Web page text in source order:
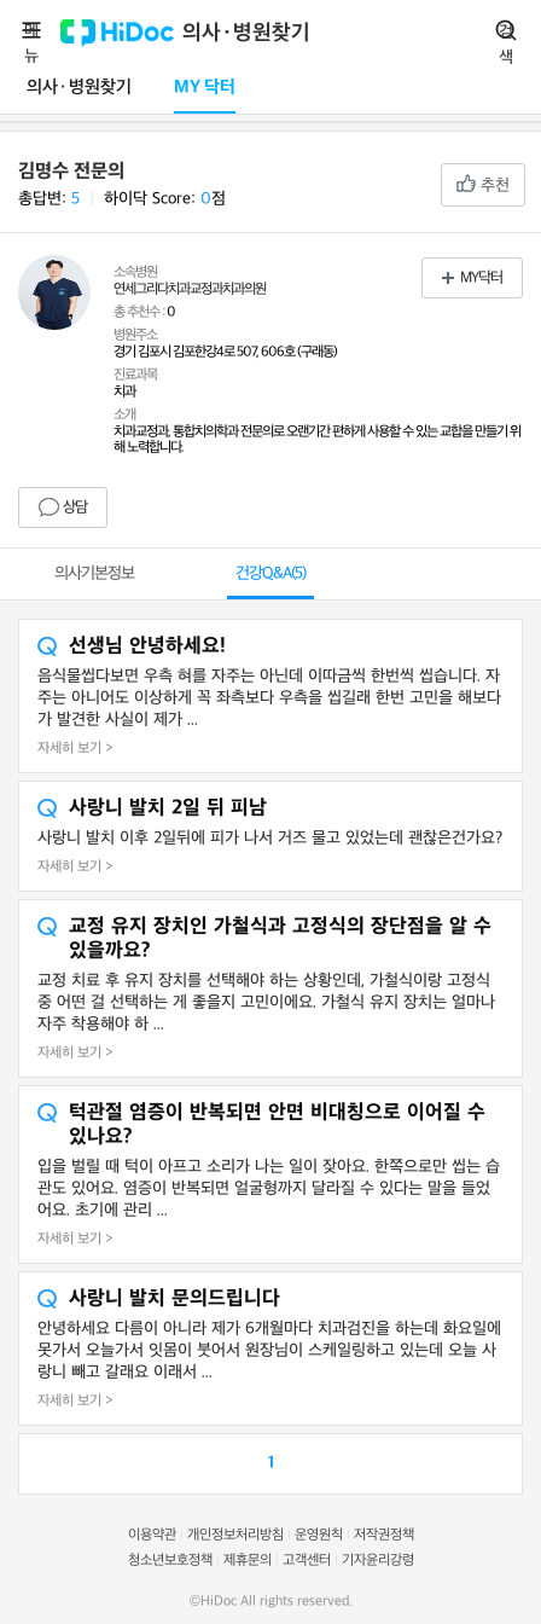
의사·병원찾기
의사·병원찾기 MY 닥터
메
뉴
검
색
김명수 전문의
총답변: 5 하이닥 Score: 0점
추천
소속병원
연세그리다치과교정과치과의원
총 추천수 :0
병원주소
경기 김포시 김포한강4로 507, 606호 (구래동)
진료과목
치과
소개
치과교정과, 통합치의학과 전문의로 오랜기간 편하게 사용할 수 있는 교합을 만들기 위
해 노력합니다.
상담
MY닥터
의사기본정보 건강Q&A(5)
선생님 안녕하세요!
음식물씹다보면 우측 혀를 자주는 아닌데 이따금씩 한번씩 씹습니다. 자
주는 아니어도 이상하게 꼭 좌측보다 우측을 씹길래 한번 고민을 해보다
가 발견한 사실이 제가 ...
자세히 보기 >
사랑니 발치 2일 뒤 피남
사랑니 발치 이후 2일뒤에 피가 나서 거즈 물고 있었는데 괜찮은건가요?
자세히 보기 >
교정 유지 장치인 가철식과 고정식의 장단점을 알 수
있을까요?
교정 치료 후 유지 장치를 선택해야 하는 상황인데, 가철식이랑 고정식
중 어떤 걸 선택하는 게 좋을지 고민이에요. 가철식 유지 장치는 얼마나
자주 착용해야 하 ...
자세히 보기 >
턱관절 염증이 반복되면 안면 비대칭으로 이어질 수
있나요?
입을 벌릴 때 턱이 아프고 소리가 나는 일이 잦아요. 한쪽으로만 씹는 습
관도 있어요. 염증이 반복되면 얼굴형까지 달라질 수 있다는 말을 들었
어요. 초기에 관리 ...
자세히 보기 >
사랑니 발치 문의드립니다
안녕하세요 다름이 아니라 제가 6개월마다 치과검진을 하는데 화요일에
못가서 오늘가서 잇몸이 붓어서 원장님이 스케일링하고 있는데 오늘 사
랑니 빼고 갈래요 이래서 ...
자세히 보기 >
1
이용약관 개인정보처리방침 운영원칙
저작권정책
청소년보호정책
제휴문의 고객센터 기자윤리강령
©HiDoc All rights reserved.